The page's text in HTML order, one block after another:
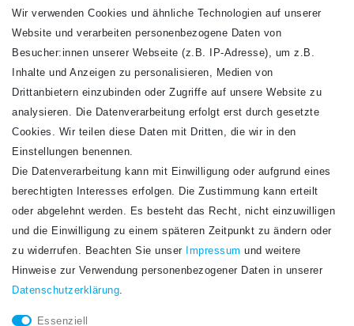
VERSANDARTEN
Newsletter
Honig
Hiermit bestätige ich, dass ich dieDaten­schutz­erklärunggelesen habe. Meine
Wir verwenden Cookies und ähnliche Technologien auf unserer
Website und verarbeiten personenbezogene Daten von
Besucher:innen unserer Webseite (z.B. IP-Adresse), um z.B.
Inhalte und Anzeigen zu personalisieren, Medien von
Drittanbietern einzubinden oder Zugriffe auf unsere Website zu
analysieren. Die Datenverarbeitung erfolgt erst durch gesetzte
Cookies. Wir teilen diese Daten mit Dritten, die wir in den
Einstellungen benennen.
Die Datenverarbeitung kann mit Einwilligung oder aufgrund eines
berechtigten Interesses erfolgen. Die Zustimmung kann erteilt
oder abgelehnt werden. Es besteht das Recht, nicht einzuwilligen
und die Einwilligung zu einem späteren Zeitpunkt zu ändern oder
zu widerrufen. Beachten Sie unser
Impressum und weitere
Hinweise zur Verwendung personenbezogener Daten in unserer
Daten­schutz­erklärung.
Essenziell